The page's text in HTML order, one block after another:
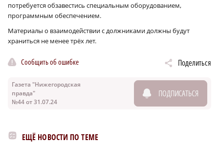
потребуется обзавестись специальным оборудованием,
программным обеспечением.
Материалы о взаимодействии с должниками должны будут
храниться не менее трёх лет.
Сообщить об ошибке Поделиться
Газета "Нижегородская
правда"
№44 от 31.07.24
ПОДПИСАТЬСЯ
ЕЩЁ НОВОСТИ ПО ТЕМЕ